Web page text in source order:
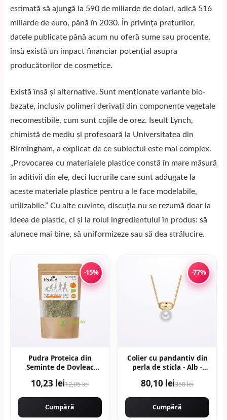
estimată să ajungă la 590 de miliarde de dolari, adică 516
miliarde de euro, până în 2030. În privința prețurilor,
datele publicate până acum nu oferă sume sau procente,
însă există un impact financiar potențial asupra
producătorilor de cosmetice.
Există însă și alternative. Sunt menționate variante bio-
bazate, inclusiv polimeri derivați din componente vegetale
necomestibile, cum sunt cojile de orez. Iseult Lynch,
chimistă de mediu și profesoară la Universitatea din
Birmingham, a explicat de ce subiectul este mai complex.
„Provocarea cu materialele plastice constă în mare măsură
în aditivii din ele, deci lucrurile care sunt adăugate la
aceste materiale plastice pentru a le face modelabile,
utilizabile.” Cu alte cuvinte, discuția nu se rezumă doar la
ideea de plastic, ci și la rolul ingredientului în produs: să
alunece mai bine, să uniformizeze sau să dea strălucire.
-15%
Pudra Proteica din
Seminte de Dovleac
10,23 lei12,05 lei
Cumpără
-77%
Colier cu pandantiv din
perla de sticla - Alb -
80,10 lei350 lei
Cumpără